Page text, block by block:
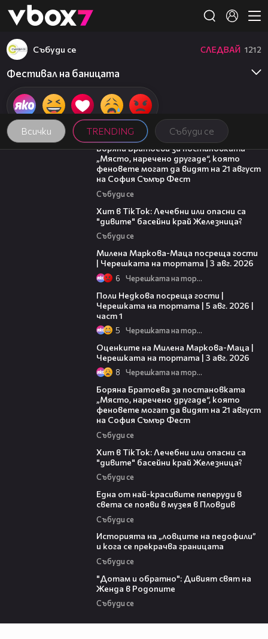
👾
Всички TRENDING Събуди се
Събуди се СЛЕДВАЙ 1212
Фестивал на баницата
11:27
Боряна Братоева за постановката
„Място, наречено другаде“, която
феновете могат да видят на 21 август
на София Съмър Фест
Събуди се
Хит в TikTok: Лечебни или опасни са
"дивите" басейни край Железница?
Събуди се
Милена Маркова-Маца посреща гости
| Черешката на тортата | 3 авг. 2026
6 Черешката на тортата
Поли Недкова посреща гости |
Черешката на тортата | 5 авг. 2026 |
част 1
5 Черешката на тортата
Оценките на Милена Маркова-Маца |
Черешката на тортата | 3 авг. 2026
8 Черешката на тортата
Боряна Братоева за постановката
„Място, наречено другаде“, която
феновете могат да видят на 21 август
на София Съмър Фест
Събуди се
Хит в TikTok: Лечебни или опасни са
"дивите" басейни край Железница?
Събуди се
Една от най-красивите пеперуди в
света се появи в музея в Пловдив
Събуди се
Историята на „ловците на педофили”
и кога се прекрачва границата
Събуди се
"Дотам и обратно": Дивият свят на
Женда в Родопите
Събуди се